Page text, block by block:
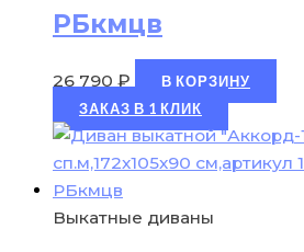
РБкмцв
26 790 ₽
В КОРЗИНУ
ЗАКАЗ В 1 КЛИК
Выкатные диваны